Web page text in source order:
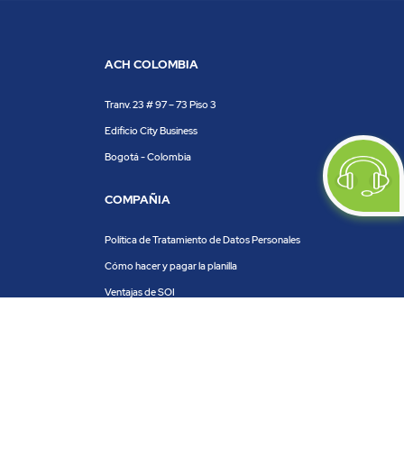
ACH COLOMBIA
Tranv. 23 # 97 – 73 Piso 3
Edificio City Business
Bogotá - Colombia
COMPAÑIA
Política de Tratamiento de Datos Personales
Cómo hacer y pagar la planilla
Ventajas de SOI